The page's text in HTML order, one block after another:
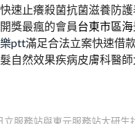
快速止癢殺菌抗菌滋養防
獎最瘋的會員台東市區
ptt滿足合法立案快速借
自然效果疾病皮膚科醫
立服務站與東元服務站大研生